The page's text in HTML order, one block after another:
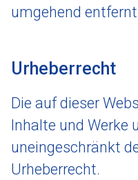
umgehend
Urheberrecht
Die auf dieser
Inhalte und Werke
uneingeschränkt
Urheberrecht.